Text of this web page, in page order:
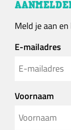
Meld je aan
E-mailadres
Voornaam